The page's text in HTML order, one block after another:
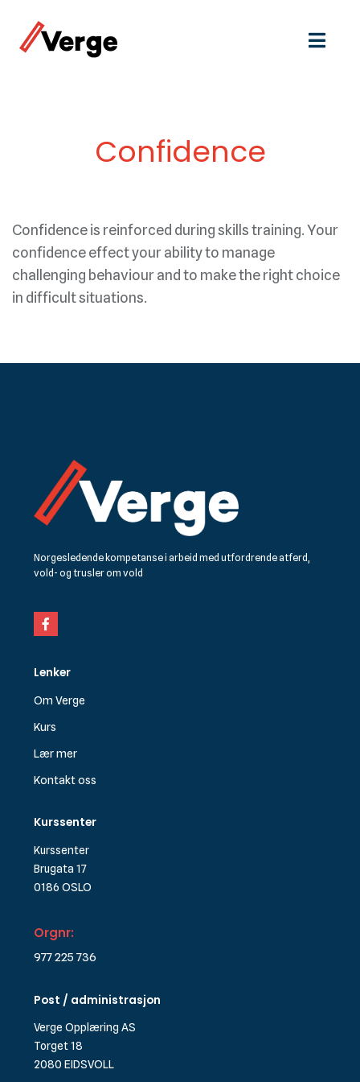
Confidence
Confidence is reinforced during skills training. Your
confidence effect your ability to manage
challenging behaviour and to make the right choice
in difficult situations.
Norgesledende kompetanse i arbeid med utfordrende atferd,
vold- og trusler om vold
Facebook
Lenker
Om Verge
Kurs
Lær mer
Kontakt oss
Kurssenter
Kurssenter
Brugata 17
0186 OSLO
Orgnr:
977 225 736
Post / administrasjon
Verge Opplæring AS
Torget 18
2080 EIDSVOLL